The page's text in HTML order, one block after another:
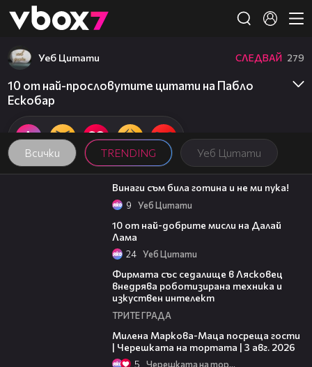
👾
Всички TRENDING Уеб Цитати
Уеб Цитати СЛЕДВАЙ 279
10 от най-прословутите цитати на Пабло
Ескобар
01:48
Винаги съм била готина и не ми пука!
9 Уеб Цитати
10 от най-добрите мисли на Далай
Лама
24 Уеб Цитати
Фирмата със седалище в Лясковец
внедрява роботизирана техника и
изкуствен интелект
ТРИТЕ ГРАДА
Милена Маркова-Маца посреща гости
| Черешката на тортата | 3 авг. 2026
5 Черешката на тортата